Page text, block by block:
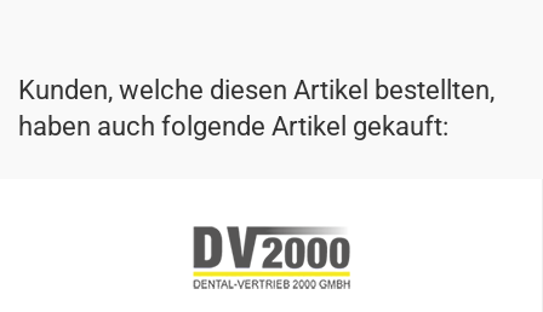
Kunden, welche diesen Artikel bestellten,
haben auch folgende Artikel gekauft: